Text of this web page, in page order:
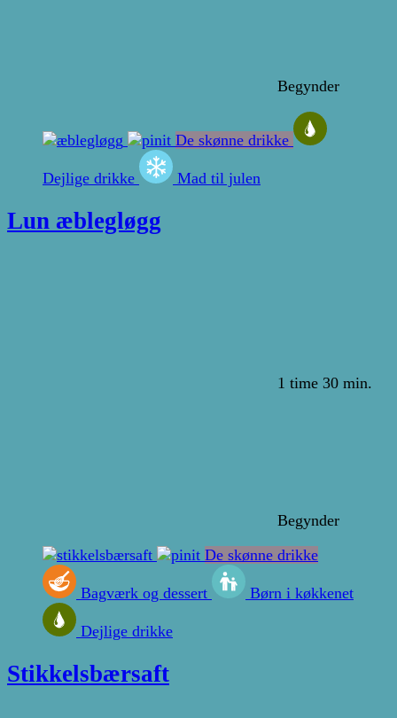
Begynder
De skønne drikke
Dejlige drikke Mad til julen
Lun æblegløgg
1 time 30 min.
Begynder
De skønne drikke
Bagværk og dessert Børn i køkkenet
Dejlige drikke
Stikkelsbærsaft